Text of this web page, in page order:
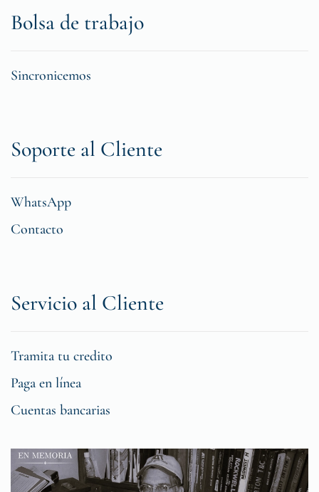
Bolsa de trabajo
Sincronicemos
Soporte al Cliente
WhatsApp
Contacto
Servicio al Cliente
Tramita tu credito
Paga en línea
Cuentas bancarias